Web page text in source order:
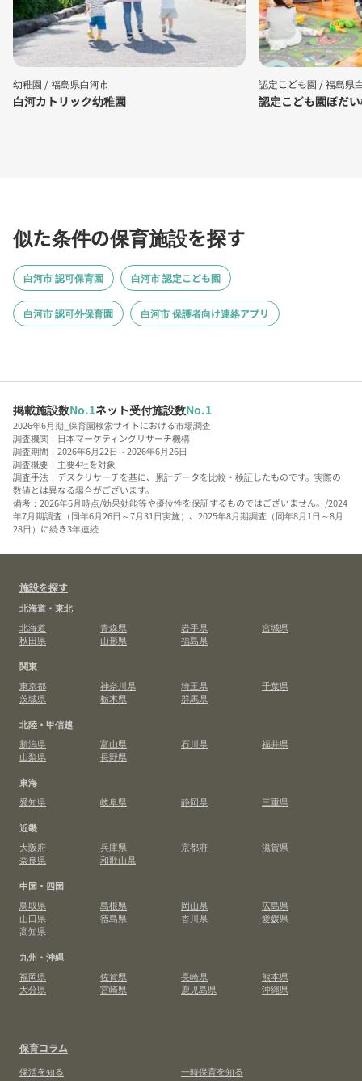
幼稚園 /福島県白河市
白河カトリック幼稚園
認定こども園 /福島県
認定こども園ぼだ
似た条件の保育施設を探す
白河市 認可保育園 白河市 認定こども園
白河市 認可外保育園 白河市 保護者向け連絡アプリ
掲載施設数No.1ネット受付施設数No.1
2026年6月期_保育園検索サイトにおける市場調査
調査機関：日本マーケティングリサーチ機構
調査期間：2026年6月22日～2026年6月26日
調査概要：主要4社を対象
調査手法：デスクリサーチを基に、累計データを比較・検証したものです。実際の
数値とは異なる場合がございます。
備考：2026年6月時点/効果効能等や優位性を保証するものではございません。/2024
年7月期調査（同年6月26日～7月31日実施）、2025年8月期調査（同年8月1日～8月
28日）に続き3年連続
施設を探す
北海道・東北
北海道
青森県 岩手県
宮城県
秋田県
山形県
福島県
関東
東京都
神奈川県 埼玉県
千葉県
茨城県
栃木県
群馬県
北陸・甲信越
新潟県
富山県 石川県
福井県
山梨県
長野県
東海
愛知県
岐阜県 静岡県
三重県
近畿
大阪府
兵庫県 京都府
滋賀県
奈良県
和歌山県
中国・四国
鳥取県
島根県 岡山県
広島県
山口県
徳島県 香川県
愛媛県
高知県
九州・沖縄
福岡県
佐賀県 長崎県
熊本県
大分県
宮崎県 鹿児島県 沖縄県
保育コラム
保活を知る
一時保育を知る